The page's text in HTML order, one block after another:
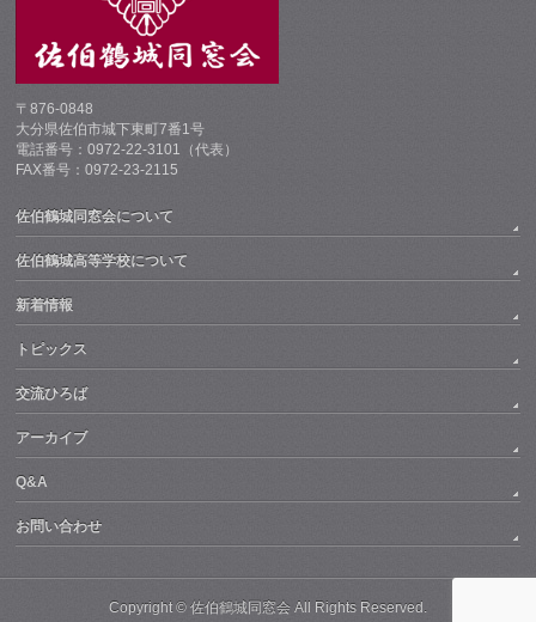
〒876-0848
大分県佐伯市城下東町7番1号
電話番号：0972-22-3101（代表）
FAX番号：0972-23-2115
佐伯鶴城同窓会について
佐伯鶴城高等学校について
新着情報
トピックス
交流ひろば
アーカイブ
Q&A
お問い合わせ
Copyright © 佐伯鶴城同窓会 All Rights Reserved.